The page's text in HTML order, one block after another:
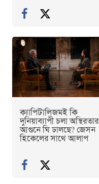
ক্যাপিটালিজমই কি
দুনিয়াব্যাপী চলা অস্থিরতার
আগুনে ঘি ঢালছে? জেসন
হিকেলের সাথে আলাপ